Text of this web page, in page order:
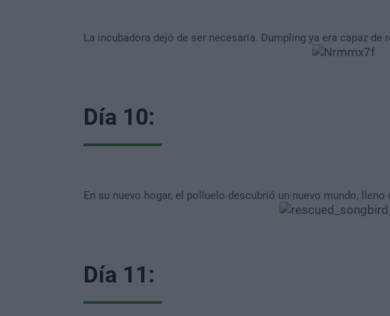
La incubadora dejó de ser necesaria. Dumpling ya era capaz
Día 10:
En su nuevo hogar, el polluelo descubrió un nuevo mundo, lleno
Día 11: